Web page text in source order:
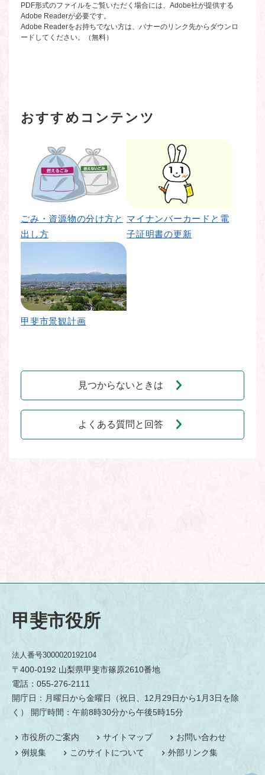
PDF形式のファイルをご覧いただく場合には、Adobe社が提供する
Adobe Readerが必要です。
Adobe Readerをお持ちでない方は、バナーのリンク先からダウンロ
ードしてください。（無料）
おすすめコンテンツ
ごみ・資源物の分け方と
出し方
マイナンバーカードと電
子証明書の更新
甲斐市景観計画
見つからないときは
よくある質問と回答
甲斐市役所
法人番号3000020192104
〒400-0192 山梨県甲斐市篠原2610番地
電話：055-276-2111
開庁日：月曜日から金曜日（祝日、12月29日から1月3日を除
く） 開庁時間：午前8時30分から午後5時15分
市役所のご案内 サイトマップ
お問い合わせ
例規集
このサイトについて 外部リンク集